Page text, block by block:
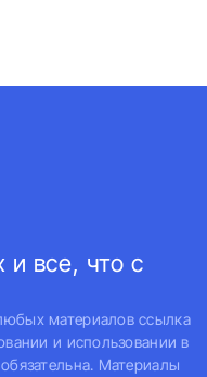
и все, что с
материалов ссылка
и использовании в
Материалы